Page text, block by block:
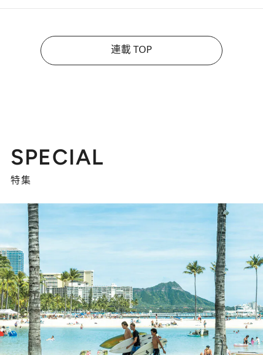
連載 TOP
SPECIAL
特集